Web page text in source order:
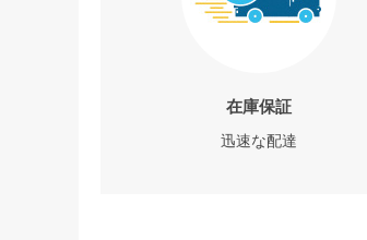
在庫保証
迅速な配達